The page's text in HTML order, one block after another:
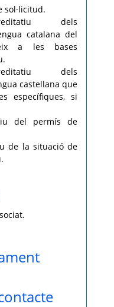
sol·licitud.
dels
catalana del
a les bases
dels
castellana que
específiques, si
del permís de
de la situació de